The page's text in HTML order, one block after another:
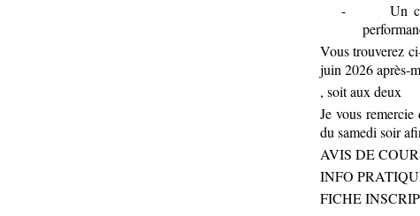
-
Un
Vous trouverez
juin 2026 après-
, soit aux deux
Je vous
du samedi soir
AVIS DE
INFO
FICHE